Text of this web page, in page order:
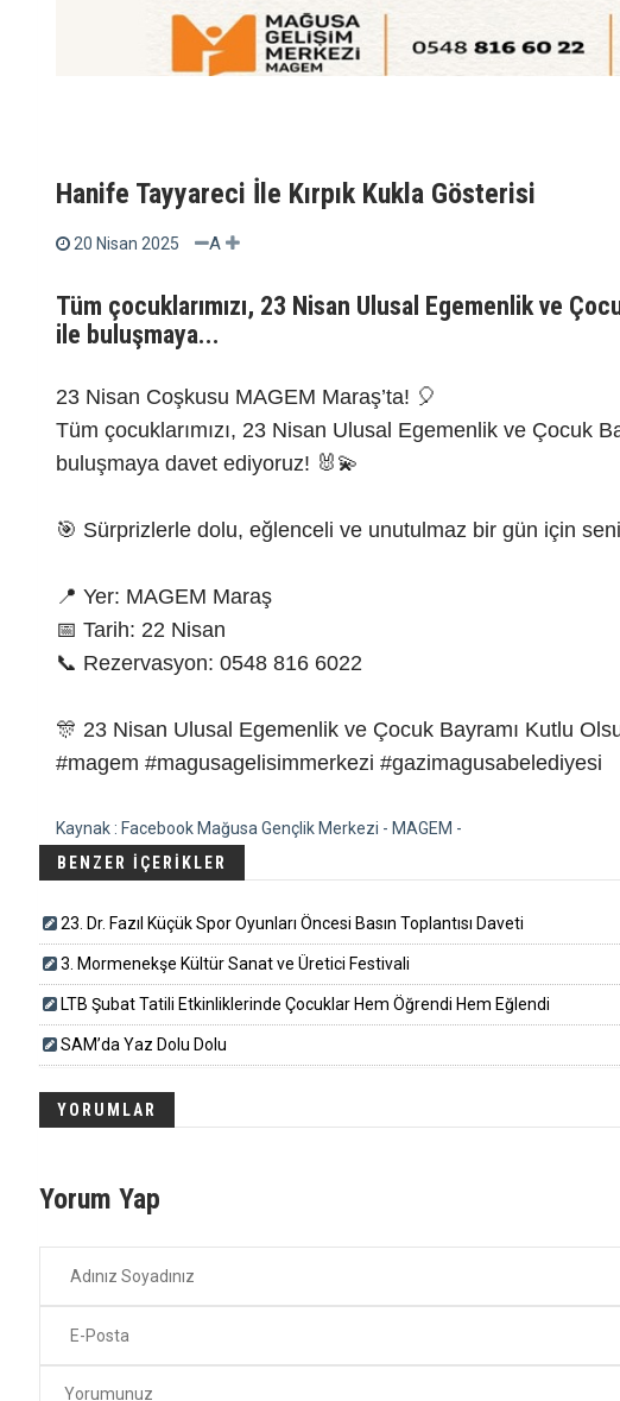
Hanife Tayyareci İle Kırpık Kukla Gösterisi
20 Nisan 2025 A
Tüm çocuklarımızı, 23 Nisan Ulusal Egemenlik ve
ile buluşmaya...
23 Nisan Coşkusu MAGEM Maraş’ta! 🎈
Tüm çocuklarımızı, 23 Nisan Ulusal Egemenlik ve Çocuk
buluşmaya davet ediyoruz! 🐰💫
🎯 Sürprizlerle dolu, eğlenceli ve unutulmaz bir gün için
📍 Yer: MAGEM Maraş
📅 Tarih: 22 Nisan
📞 Rezervasyon: 0548 816 6022
🎊 23 Nisan Ulusal Egemenlik ve Çocuk Bayramı Kutlu
#magem #magusagelisimmerkezi #gazimagusabelediyesi
Kaynak : Facebook Mağusa Gençlik Merkezi - MAGEM -
BENZER İÇERİKLER
23. Dr. Fazıl Küçük Spor Oyunları Öncesi Basın Toplantısı Daveti
3. Mormenekşe Kültür Sanat ve Üretici Festivali
LTB Şubat Tatili Etkinliklerinde Çocuklar Hem Öğrendi Hem Eğlendi
SAM’da Yaz Dolu Dolu
YORUMLAR
Yorum Yap